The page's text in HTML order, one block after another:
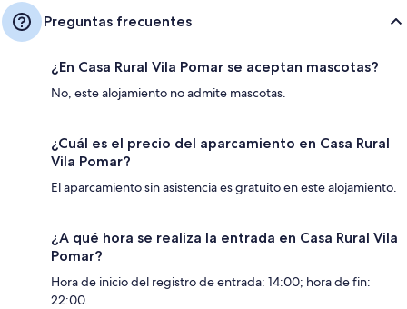
Preguntas frecuentes
¿En Casa Rural Vila Pomar se aceptan mascotas?
No, este alojamiento no admite mascotas.
¿Cuál es el precio del aparcamiento en Casa Rural
Vila Pomar?
El aparcamiento sin asistencia es gratuito en este alojamiento.
¿A qué hora se realiza la entrada en Casa Rural Vila
Pomar?
Hora de inicio del registro de entrada: 14:00; hora de fin:
22:00.